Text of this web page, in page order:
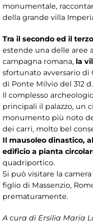
monumentale,
della grande villa
Tra il secondo ed il
estende una delle aree
campagna romana, la
sfortunato avversario di
di Ponte Milvio del 312
Il complesso
principali il palazzo, un
monumento più noto
dei carri, molto bel
Il mausoleo dinastico,
edificio a pianta
quadriportico.
Si può visitare la
figlio di Massenzio,
prematuramente.
A cura di Ersilia Maria